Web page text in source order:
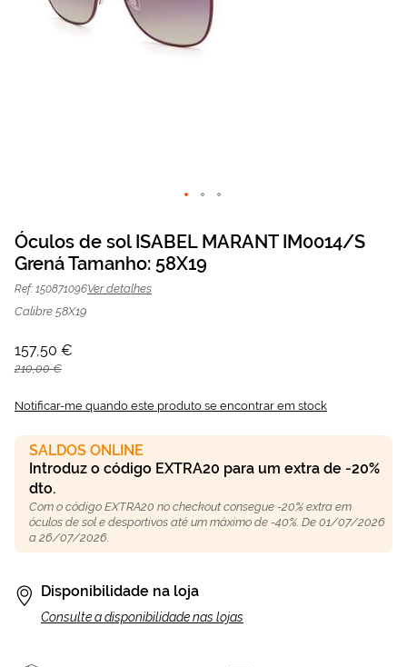
Óculos de sol ISABEL MARANT
IM0014/S Grená | Mais Optica
para
o
início
Galeria
de
Óculos de sol ISABEL MARANT IM0014/S
Grená Tamanho: 58X19
Ref: 150871096Ver detalhes
Calibre 58X19
157,50 €
210,00 €
Notificar-me quando este produto se encontrar em stock
SALDOS ONLINE
Introduz o código EXTRA20 para um extra de -20%
dto.
Com o código EXTRA20 no checkout consegue -20% extra em
óculos de sol e desportivos até um máximo de -40%. De 01/07/2026
a 26/07/2026.
Disponibilidade na loja
Consulte a disponibilidade nas lojas